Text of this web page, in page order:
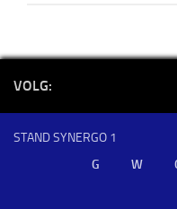
VOLG:
STAND SYNERGO 1